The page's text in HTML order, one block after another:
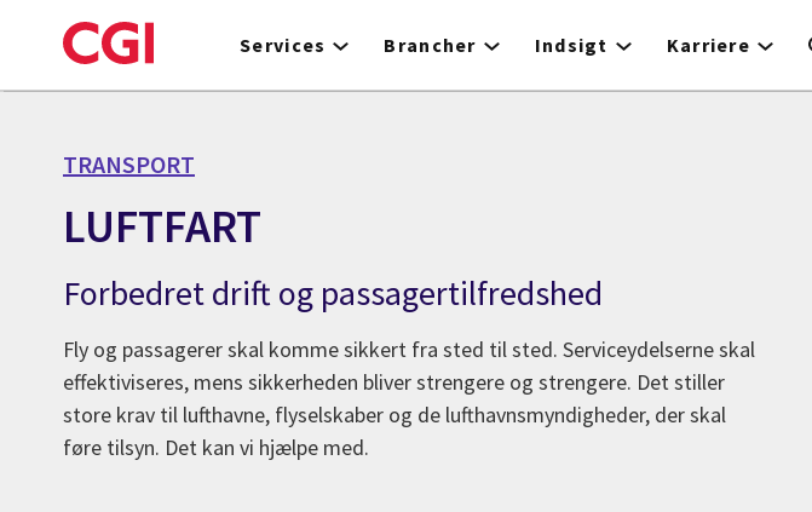
to
Services Brancher Indsigt Karriere
TRANSPORT
LUFTFART
Forbedret drift og passagertilfredshed
Fly og passagerer skal komme sikkert fra sted til sted. Serviceydelserne skal
effektiviseres, mens sikkerheden bliver strengere og strengere. Det stiller
store krav til lufthavne, flyselskaber og de lufthavnsmyndigheder, der skal
føre tilsyn. Det kan vi hjælpe med.